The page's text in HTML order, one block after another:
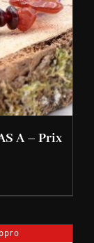
A – Prix